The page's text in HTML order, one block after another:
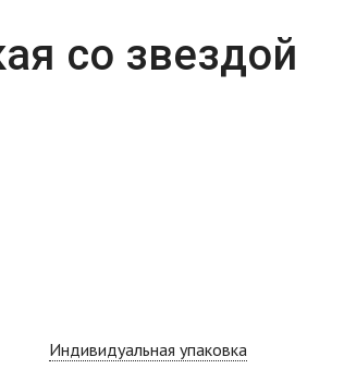
со звездой
Индивидуальная упаковка